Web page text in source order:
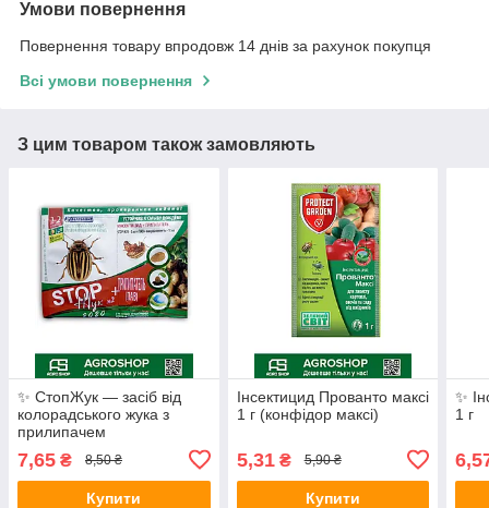
Умови повернення
Повернення товару впродовж 14 днів за рахунок покупця
Всі умови повернення
З цим товаром також замовляють
✨ СтопЖук — засіб від
колорадського жука з
прилипачем
7,65 ₴ 8,50 ₴
Купити
Інсектицид Прованто максі
1 г (конфідор максі)
5,31₴ 5,90 ₴
Купити
✨
1 г